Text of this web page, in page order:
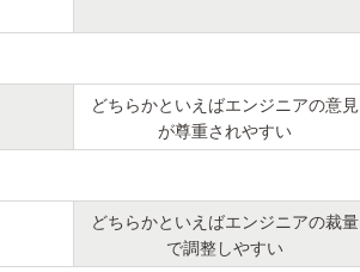
どちらかといえばエンジニアの意見
が尊重されやすい
どちらかといえばエンジニアの裁量
で調整しやすい